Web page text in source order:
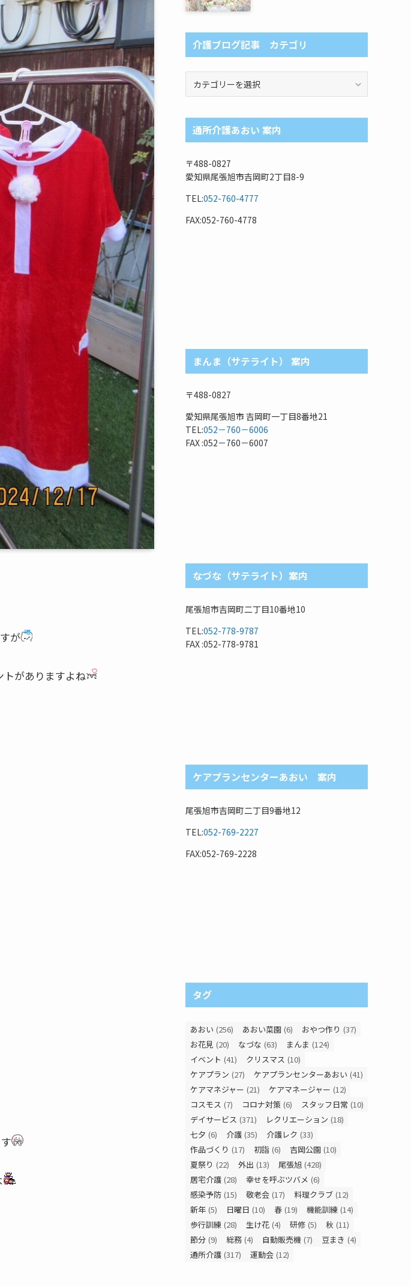
が
トがありますよね
介護ブログ記事 カテゴリ
ロ
グ
記
カ
テ
ゴ
通所介護あおい 案内
〒488-0827
愛知県尾張旭市吉岡町2丁目8-9
TEL:052-760-4777
FAX:052-760-4778
まんま（サテライト） 案内
〒488-0827
愛知県尾張旭市 吉岡町一丁目8番地21
TEL:052－760－6006
FAX :052－760－6007
なづな（サテライト）案内
尾張旭市吉岡町二丁目10番地10
TEL:052-778-9787
FAX :052-778-9781
ケアプランセンターあおい 案内
尾張旭市吉岡町二丁目9番地12
TEL:052-769-2227
FAX:052-769-2228
タグ
あおい (256) あおい菜園 (6) おやつ作り (37)
お花見 (20) なづな (63) まんま (124)
イベント (41) クリスマス (10)
ケアプラン (27) ケアプランセンターあおい (41)
ケアマネジャー (21) ケアマネージャー (12)
コスモス (7) コロナ対策 (6) スタッフ日常 (10)
デイサービス (371) レクリエーション (18)
七夕 (6) 介護 (35) 介護レク (33)
作品づくり (17) 初詣 (6) 吉岡公園 (10)
夏祭り (22) 外出 (13) 尾張旭 (428)
居宅介護 (28) 幸せを呼ぶツバメ (6)
感染予防 (15) 敬老会 (17) 料理クラブ (12)
新年 (5) 日曜日 (10) 春 (19) 機能訓練 (14)
歩行訓練 (28) 生け花 (4) 研修 (5) 秋 (11)
節分 (9) 総務 (4) 自動販売機 (7) 豆まき (4)
通所介護 (317) 運動会 (12)